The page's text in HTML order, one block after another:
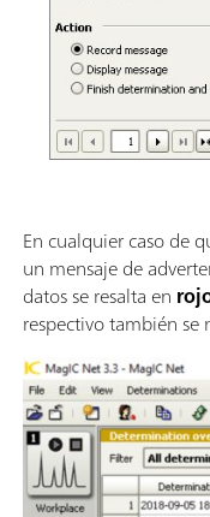
En cualquier caso de
un mensaje de
datos se resalta en
respectivo también se